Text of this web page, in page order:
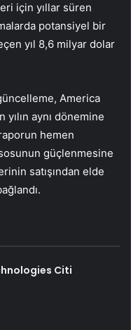
için yıllar süren
potansiyel bir
yıl 8,6 milyar dolar
America
yılın aynı dönemine
hemen
güçlenmesine
satışından elde
Citi